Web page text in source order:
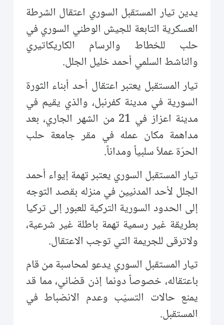
يدين تيار المستقبل السوري اعتقال الشرطة
العسكرية التابعة للجيش الوطني السوري في
حلب للخطاط والرسام الكاريكاتيري
والناشط السلمي أحمد خليل الجلل.
تيار المستقبل يعتبر اعتقال أحد أبناء الثورة
السورية في مدينة كفرنبل، والذي يقيم في
مدينة اعزاز في 21 من الشهر الجاري، بعد
مداهمة مكان عمله في مقر جامعة حلب
الحرّة عملاً سلبياً ومداناً.
تيار المستقبل السوري يعتبر تهمة إيواء أحمد
الجلل لأحد المدنيين في منزله بقصد التوجه
إلى الحدود السورية التركية للعبور إلى تركيا
بطريقة غير رسمية تهمة باطلة غير شرعية،
ولاترقى للجريمة التي توجب الاعتقال.
تيار المستقبل السوري يدعو لمحاسبة من قام
باعتقاله، خصوصاً دونما إذن قضائي، مما قد
يمنع حالات التسيّب وعدم الانضباط في
المستقبل.